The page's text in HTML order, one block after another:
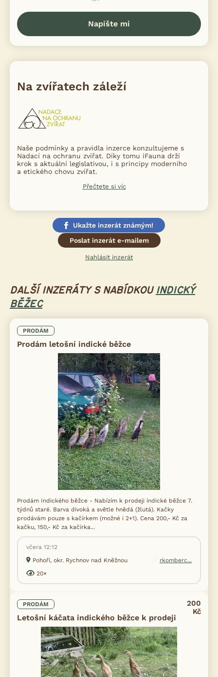
Napište mi
Na zvířatech záleží
Naše podmínky a pravidla inzerce konzultujeme s
Nadací na ochranu zvířat. Díky tomu iFauna drží
krok s aktuální legislativou, i s principy moderního
a etického chovu zvířat.
Přečtete si víc
Ukažte inzerát známým!
Poslat inzerát e-mailem
Nahlásit inzerát
DALŠÍ INZERÁTY S NABÍDKOU INDICKÝ
BĚŽEC
PRODÁM
Prodám letošní indické běžce
Prodám Indického běžce - Nabízím k prodeji indické běžce 7.
týdnů staré. Barva divoká a světle hnědá (žlutá). Kačky
prodávám pouze s kačírkem (možné i 2+1). Cena 200,- Kč za
kačku, 150,- Kč za kačírka...
včera 12:12
Pohoří, okr. Rychnov nad Kněžnou
rkomberc...
20×
PRODÁM
Letošní káčata indického běžce k prodeji
200
Kč